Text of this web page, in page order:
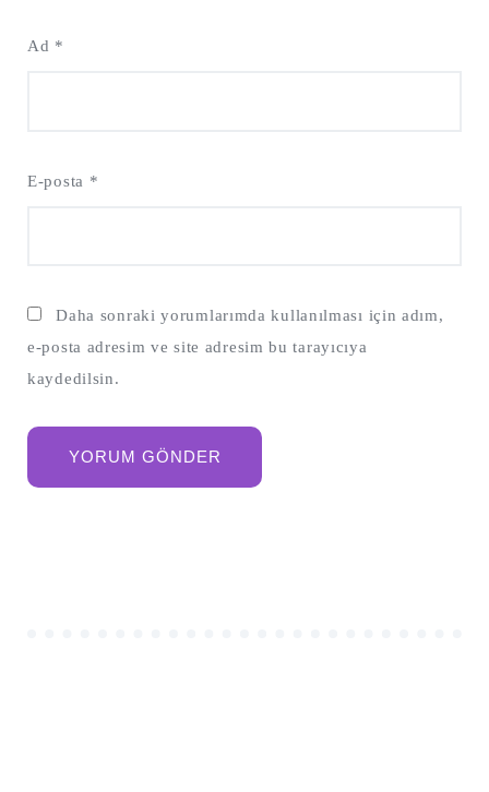
Ad *
E-posta *
Daha sonraki yorumlarımda kullanılması için adım,
e-posta adresim ve site adresim bu tarayıcıya
kaydedilsin.